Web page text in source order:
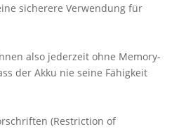
sicherere Verwendung für
also jederzeit ohne Memory-
der Akku nie seine Fähigkeit
(Restriction of